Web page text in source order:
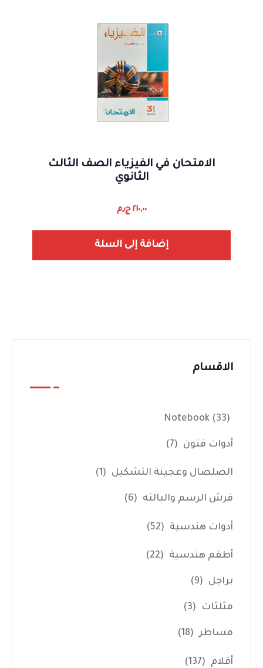
الامتحان في الفيزياء الصف الثالث
الثانوي
٢١٠,٠٠ ج٫م
إضافة إلى السلة
الاقسام
Notebook (33)
أدوات فنون (7)
الصلصال وعجينة التشكيل (1)
فرش الرسم والبالته (6)
أدوات هندسية (52)
أطقم هندسية (22)
براجل (9)
مثلثات (3)
مساطر (18)
أقلام (137)